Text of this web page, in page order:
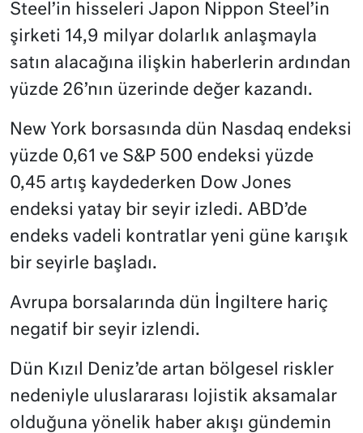
Steel’in hisseleri Japon Nippon Steel’in
şirketi 14,9 milyar dolarlık anlaşmayla
satın alacağına ilişkin haberlerin ardından
yüzde 26’nın üzerinde değer kazandı.
New York borsasında dün Nasdaq endeksi
yüzde 0,61 ve S&P 500 endeksi yüzde
0,45 artış kaydederken Dow Jones
endeksi yatay bir seyir izledi. ABD’de
endeks vadeli kontratlar yeni güne karışık
bir seyirle başladı.
Avrupa borsalarında dün İngiltere hariç
negatif bir seyir izlendi.
Dün Kızıl Deniz’de artan bölgesel riskler
nedeniyle uluslararası lojistik aksamalar
olduğuna yönelik haber akışı gündemin